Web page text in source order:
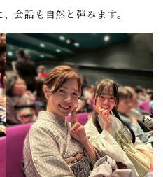
会話も自然と弾みます。